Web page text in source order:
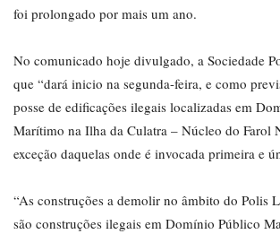
foi prolongado por mais um ano.
No comunicado hoje divulgado, a Sociedade
que “dará inicio na segunda-feira, e como
posse de edificações ilegais localizadas em
Marítimo na Ilha da Culatra – Núcleo do Farol
exceção daquelas onde é invocada primeira e
“As construções a demolir no âmbito do Polis
são construções ilegais em Domínio Público